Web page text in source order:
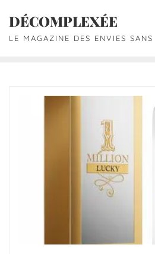
DÉCOMPLEXÉE
LE MAGAZINE DES ENVIES SANS